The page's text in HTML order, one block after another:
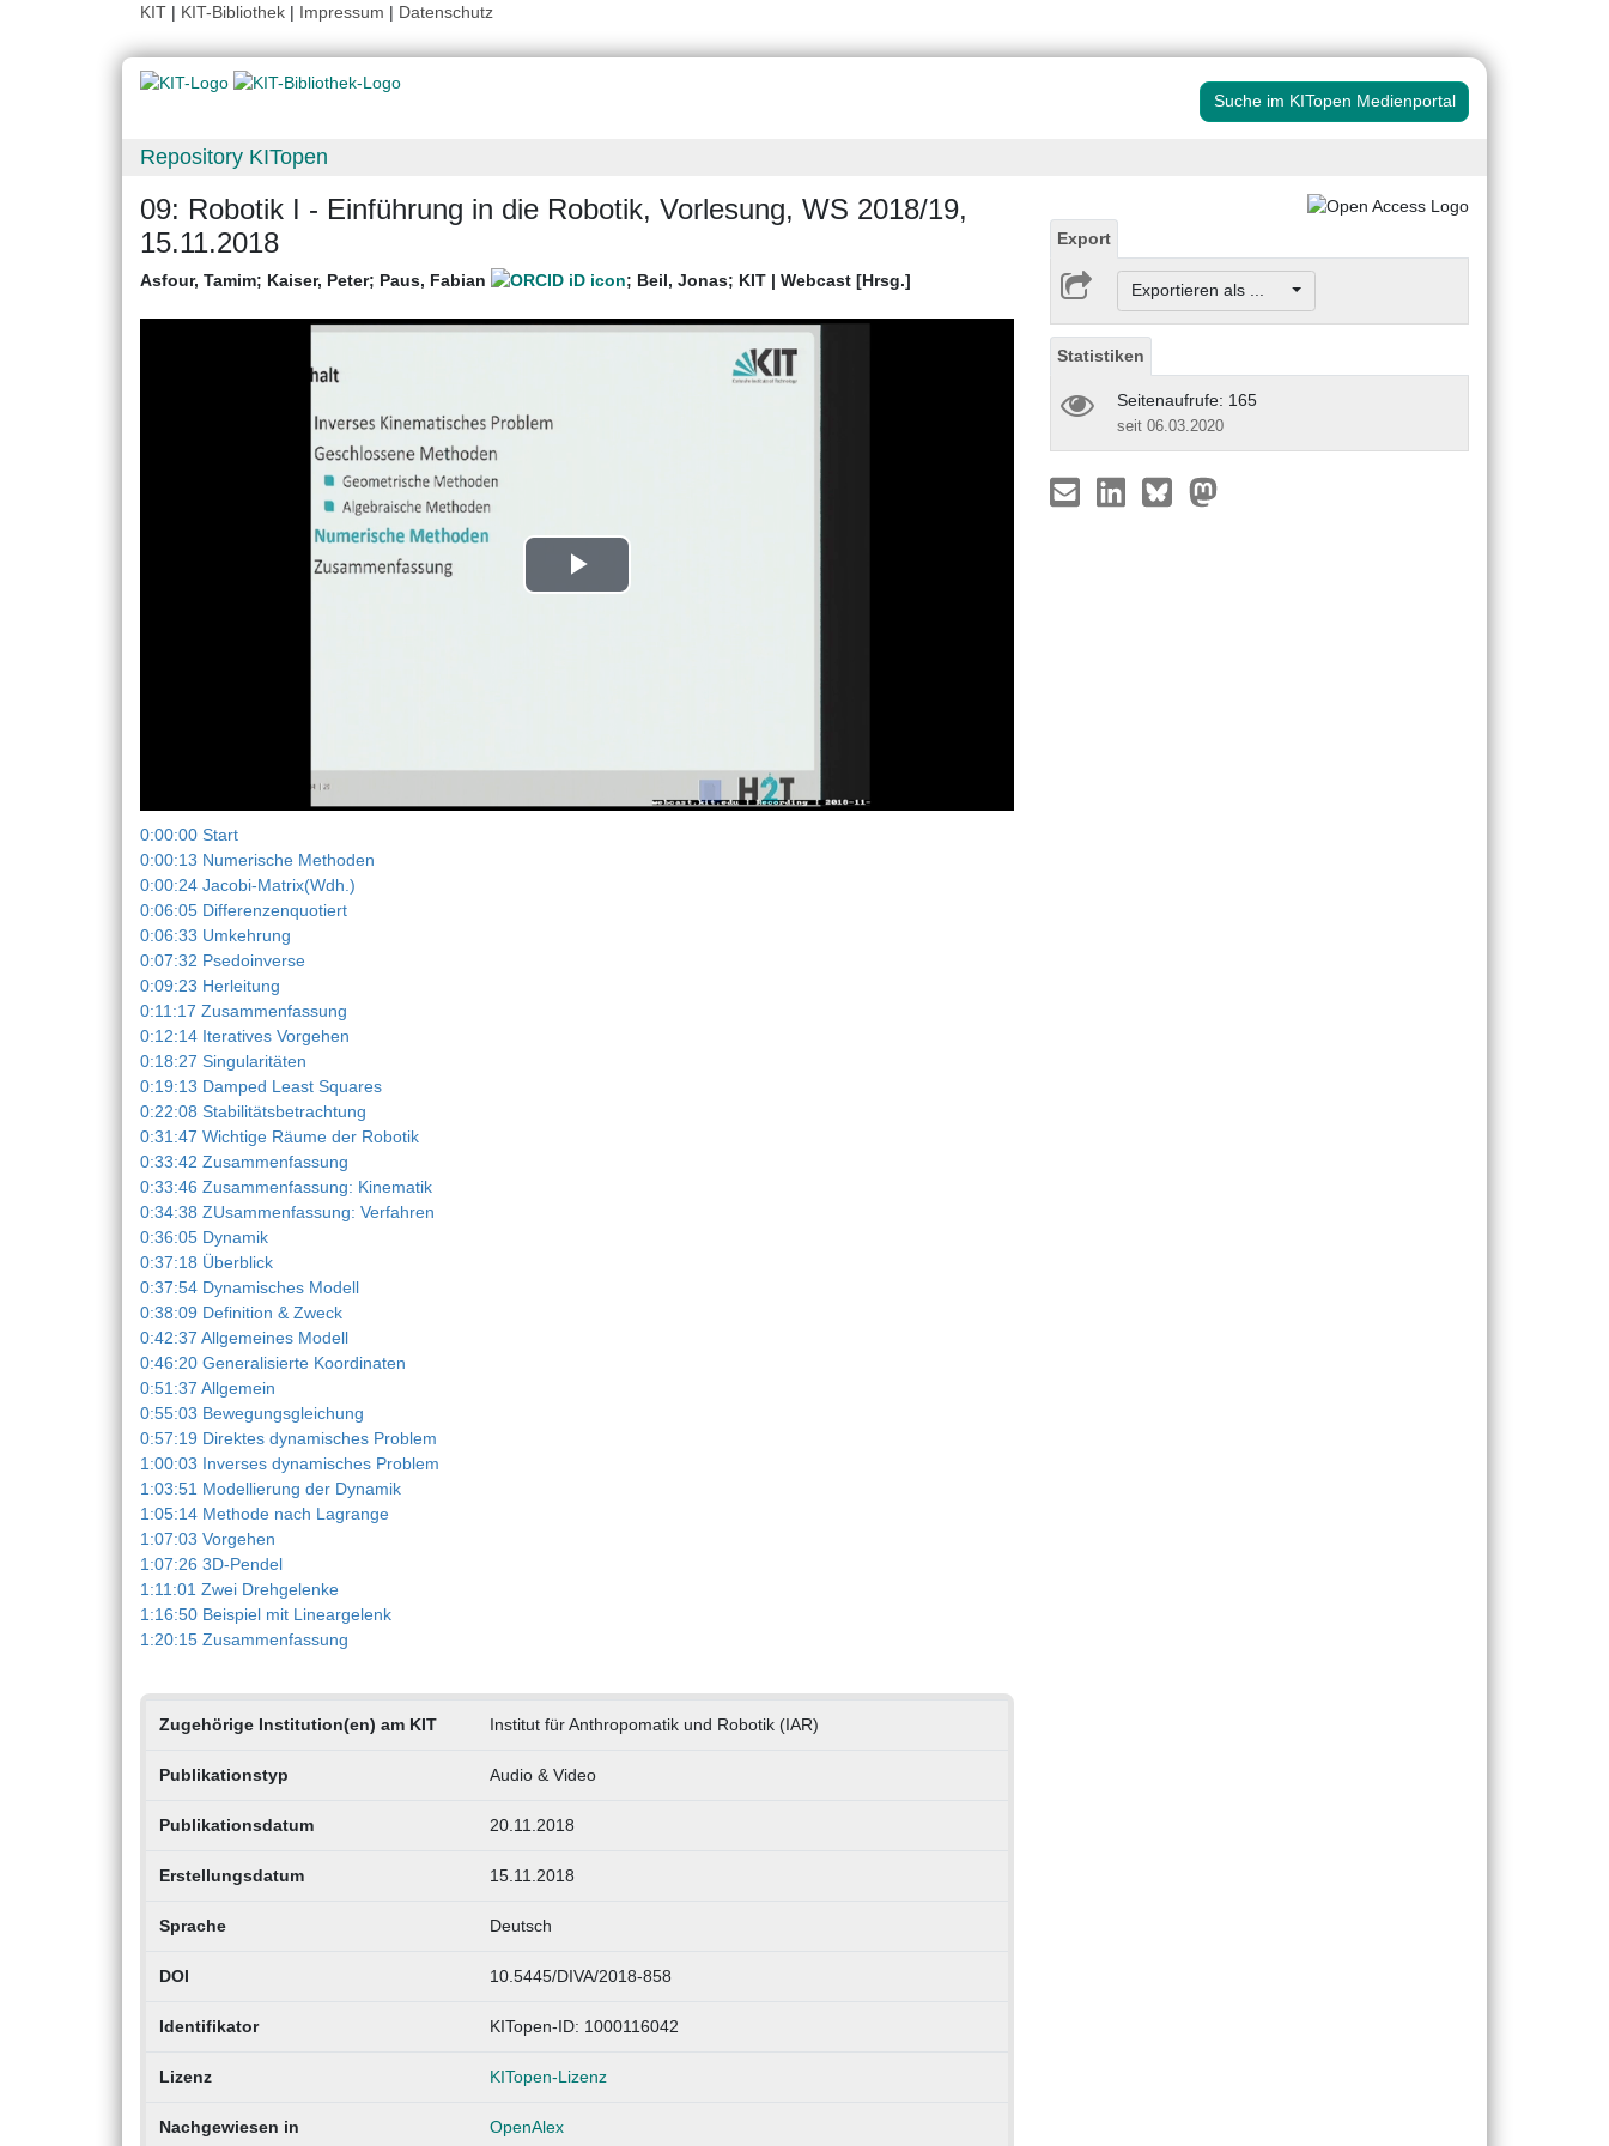
KIT | KIT-Bibliothek | Impressum | Datenschutz
Suche im KITopen Medienportal
Repository KITopen
09: Robotik I - Einführung in die Robotik, Vorlesung, WS 2018/19,
15.11.2018
Asfour, Tamim; Kaiser, Peter; Paus, Fabian ; Beil, Jonas; KIT | Webcast [Hrsg.]
Play
0:00:00 Start
0:00:13 Numerische Methoden
0:00:24 Jacobi-Matrix(Wdh.)
0:06:05 Differenzenquotiert
0:06:33 Umkehrung
0:07:32 Psedoinverse
0:09:23 Herleitung
0:11:17 Zusammenfassung
0:12:14 Iteratives Vorgehen
0:18:27 Singularitäten
0:19:13 Damped Least Squares
0:22:08 Stabilitätsbetrachtung
0:31:47 Wichtige Räume der Robotik
0:33:42 Zusammenfassung
0:33:46 Zusammenfassung: Kinematik
0:34:38 ZUsammenfassung: Verfahren
0:36:05 Dynamik
0:37:18 Überblick
0:37:54 Dynamisches Modell
0:38:09 Definition & Zweck
0:42:37 Allgemeines Modell
0:46:20 Generalisierte Koordinaten
0:51:37 Allgemein
0:55:03 Bewegungsgleichung
0:57:19 Direktes dynamisches Problem
1:00:03 Inverses dynamisches Problem
1:03:51 Modellierung der Dynamik
1:05:14 Methode nach Lagrange
1:07:03 Vorgehen
1:07:26 3D-Pendel
1:11:01 Zwei Drehgelenke
1:16:50 Beispiel mit Lineargelenk
1:20:15 Zusammenfassung
Zugehörige Institution(en) am KIT Institut für Anthropomatik und Robotik (IAR)
Publikationstyp Audio & Video
Publikationsdatum 20.11.2018
Erstellungsdatum 15.11.2018
Sprache Deutsch
DOI 10.5445/DIVA/2018-858
Identifikator KITopen-ID: 1000116042
Lizenz KITopen-Lizenz
Nachgewiesen in OpenAlex
Export
Exportieren als ...
Statistiken
Seitenaufrufe: 165
seit 06.03.2020